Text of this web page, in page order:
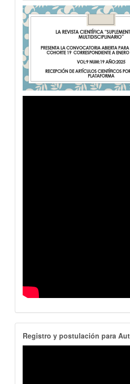
RegistroAutores
Registro y postulación para